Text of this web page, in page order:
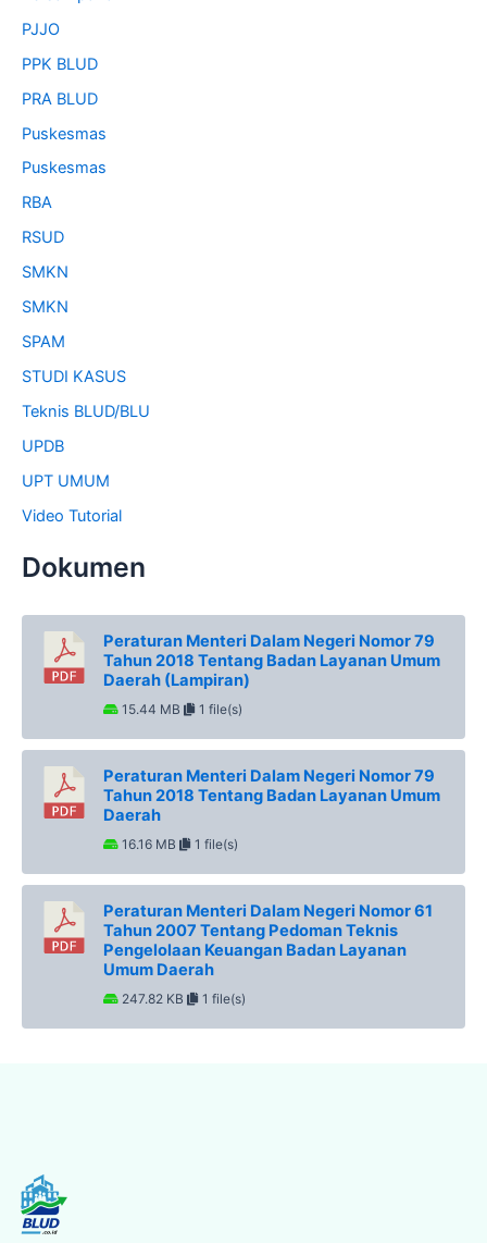
PJJO
PPK BLUD
PRA BLUD
Puskesmas
Puskesmas
RBA
RSUD
SMKN
SMKN
SPAM
STUDI KASUS
Teknis BLUD/BLU
UPDB
UPT UMUM
Video Tutorial
Dokumen
Peraturan Menteri Dalam Negeri Nomor 79
Tahun 2018 Tentang Badan Layanan Umum
Daerah (Lampiran)
15.44 MB 1 file(s)
Peraturan Menteri Dalam Negeri Nomor 79
Tahun 2018 Tentang Badan Layanan Umum
Daerah
16.16 MB 1 file(s)
Peraturan Menteri Dalam Negeri Nomor 61
Tahun 2007 Tentang Pedoman Teknis
Pengelolaan Keuangan Badan Layanan
Umum Daerah
247.82 KB 1 file(s)